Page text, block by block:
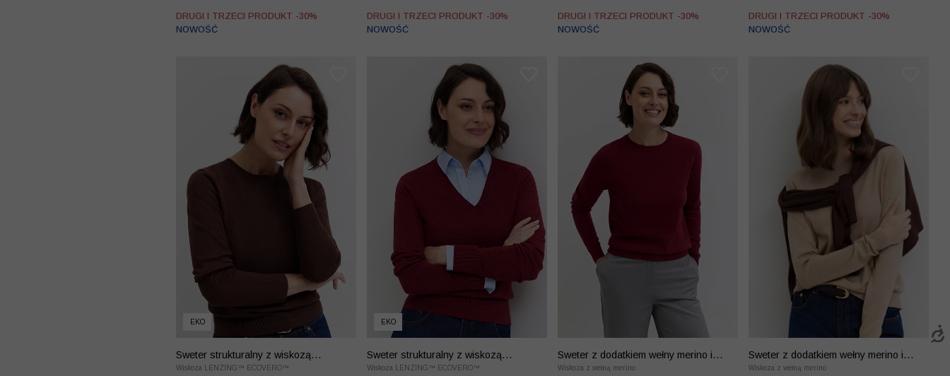
DRUGI I TRZECI PRODUKT -30%
NOWOŚĆ
DRUGI I TRZECI PRODUKT -30%
NOWOŚĆ
DRUGI I TRZECI PRODUKT -30%
NOWOŚĆ
DRUGI I TRZECI PRODUKT -30%
NOWOŚĆ
EKO
Sweter strukturalny z wiskozą
LENZING™ EcoVero™
Wiskoza LENZING™ ECOVERO™
EKO
Sweter strukturalny z wiskozą
LENZING™ EcoVero™
Wiskoza LENZING™ ECOVERO™
Sweter z dodatkiem wełny merino i
kaszmiru
Wiskoza z wełną merino
Sweter z dodatkiem wełny merino i
kaszmiru
Wiskoza z wełną merino